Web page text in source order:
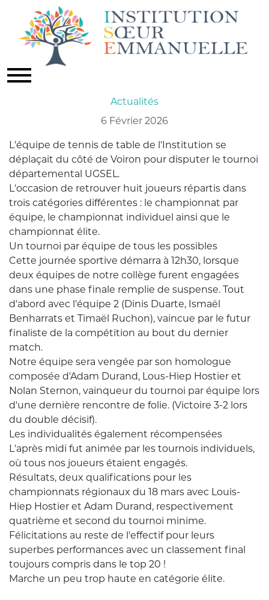
L'AS TENNIS DE TABLE :
TOURNOI DÉPARTEMENTAL
Actualités
6 Février 2026
L'équipe de tennis de table de l'Institution se
déplaçait du côté de Voiron pour disputer le tournoi
départemental UGSEL.
L'occasion de retrouver huit joueurs répartis dans
trois catégories différentes : le championnat par
équipe, le championnat individuel ainsi que le
championnat élite.
Un tournoi par équipe de tous les possibles
Cette journée sportive démarra à 12h30, lorsque
deux équipes de notre collège furent engagées
dans une phase finale remplie de suspense. Tout
d'abord avec l'équipe 2 (Dinis Duarte, Ismaël
Benharrats et Timaël Ruchon), vaincue par le futur
finaliste de la compétition au bout du dernier
match.
Notre équipe sera vengée par son homologue
composée d'Adam Durand, Lous-Hiep Hostier et
Nolan Sternon, vainqueur du tournoi par équipe lors
d'une dernière rencontre de folie. (Victoire 3-2 lors
du double décisif).
Les individualités également récompensées
L'après midi fut animée par les tournois individuels,
où tous nos joueurs étaient engagés.
Résultats, deux qualifications pour les
championnats régionaux du 18 mars avec Louis-
Hiep Hostier et Adam Durand, respectivement
quatrième et second du tournoi minime.
Félicitations au reste de l'effectif pour leurs
superbes performances avec un classement final
toujours compris dans le top 20 !
Marche un peu trop haute en catégorie élite.